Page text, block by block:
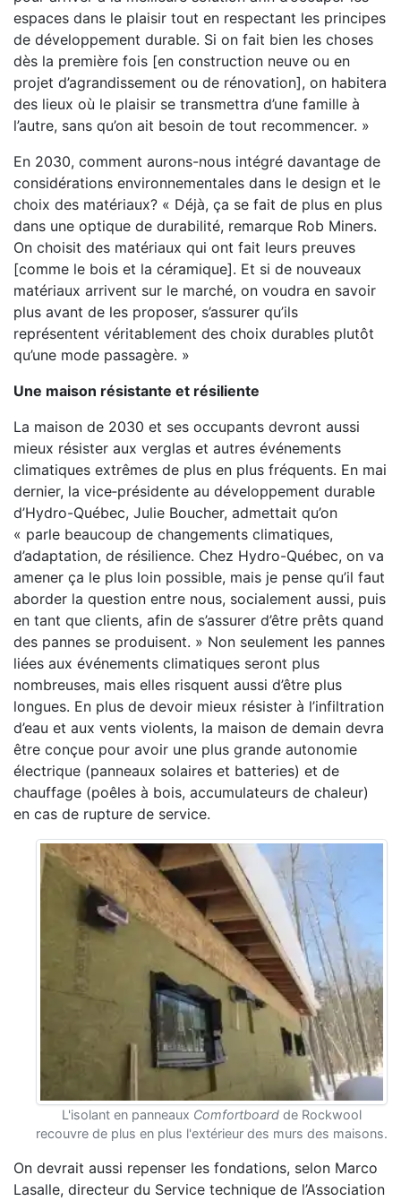
espaces dans le plaisir tout en respectant les principes
de développement durable. Si on fait bien les choses
dès la première fois [en construction neuve ou en
projet d’agrandissement ou de rénovation], on habitera
des lieux où le plaisir se transmettra d’une famille à
l’autre, sans qu’on ait besoin de tout recommencer. »
En 2030, comment aurons-nous intégré davantage de
considérations environnementales dans le design et le
choix des matériaux? « Déjà, ça se fait de plus en plus
dans une optique de durabilité, remarque Rob Miners.
On choisit des matériaux qui ont fait leurs preuves
[comme le bois et la céramique]. Et si de nouveaux
matériaux arrivent sur le marché, on voudra en savoir
plus avant de les proposer, s’assurer qu’ils
représentent véritablement des choix durables plutôt
qu’une mode passagère. »
Une maison résistante et résiliente
La maison de 2030 et ses occupants devront aussi
mieux résister aux verglas et autres événements
climatiques extrêmes de plus en plus fréquents. En mai
dernier, la vice‐présidente au développement durable
d’Hydro-Québec, Julie Boucher, admettait qu’on
« parle beaucoup de changements climatiques,
d’adaptation, de résilience. Chez Hydro-Québec, on va
amener ça le plus loin possible, mais je pense qu’il faut
aborder la question entre nous, socialement aussi, puis
en tant que clients, afin de s’assurer d’être prêts quand
des pannes se produisent. » Non seulement les pannes
liées aux événements climatiques seront plus
nombreuses, mais elles risquent aussi d’être plus
longues. En plus de devoir mieux résister à l’infiltration
d’eau et aux vents violents, la maison de demain devra
être conçue pour avoir une plus grande autonomie
électrique (panneaux solaires et batteries) et de
chauffage (poêles à bois, accumulateurs de chaleur)
en cas de rupture de service.
L'isolant en panneaux Comfortboard de Rockwool
recouvre de plus en plus l'extérieur des murs des maisons.
On devrait aussi repenser les fondations, selon Marco
Lasalle, directeur du Service technique de l’Association